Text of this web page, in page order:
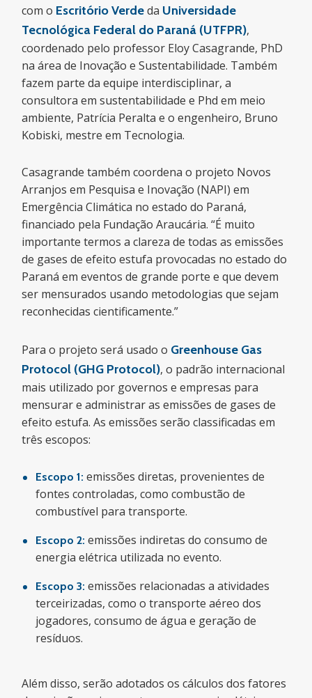
com o Escritório Verdeda Universidade
Tecnológica Federal do Paraná (UTFPR),
coordenado pelo professor Eloy Casagrande, PhD
na área de Inovação e Sustentabilidade. Também
fazem parte da equipe interdisciplinar, a
consultora em sustentabilidade e Phd em meio
ambiente, Patrícia Peralta e o engenheiro, Bruno
Kobiski, mestre em Tecnologia.
Casagrande também coordena o projeto Novos
Arranjos em Pesquisa e Inovação (NAPI) em
Emergência Climática no estado do Paraná,
financiado pela Fundação Araucária. “É muito
importante termos a clareza de todas as emissões
de gases de efeito estufa provocadas no estado do
Paraná em eventos de grande porte e que devem
ser mensurados usando metodologias que sejam
reconhecidas cientificamente.”
Para o projeto será usado o Greenhouse Gas
Protocol (GHG Protocol), o padrão internacional
mais utilizado por governos e empresas para
mensurar e administrar as emissões de gases de
efeito estufa. As emissões serão classificadas em
três escopos:
Escopo 1: emissões diretas, provenientes de
fontes controladas, como combustão de
combustível para transporte.
Escopo 2: emissões indiretas do consumo de
energia elétrica utilizada no evento.
Escopo 3: emissões relacionadas a atividades
terceirizadas, como o transporte aéreo dos
jogadores, consumo de água e geração de
resíduos.
Além disso, serão adotados os cálculos dos fatores